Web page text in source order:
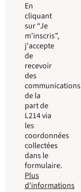
En
cliquant
sur “Je
m'inscris”,
j'accepte
de
recevoir
des
communications
de la
part de
L214 via
les
coordonnées
collectées
dans le
formulaire.
Plus
d'informations